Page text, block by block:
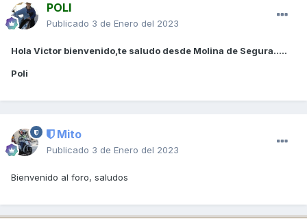
POLI
Publicado 3 de Enero del 2023
Hola Victor bienvenido,te saludo desde Molina de Segura.....
Poli
Mito
Publicado 3 de Enero del 2023
Bienvenido al foro, saludos